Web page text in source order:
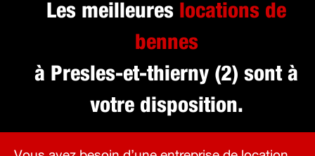
Les meilleures locations de
bennes
à Presles-et-thierny (2) sont à
votre disposition.